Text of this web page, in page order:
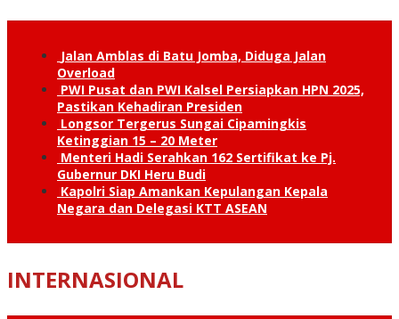
Jalan Amblas di Batu Jomba, Diduga Jalan
Overload
PWI Pusat dan PWI Kalsel Persiapkan HPN 2025,
Pastikan Kehadiran Presiden
Longsor Tergerus Sungai Cipamingkis
Ketinggian 15 – 20 Meter
Menteri Hadi Serahkan 162 Sertifikat ke Pj.
Gubernur DKI Heru Budi
Kapolri Siap Amankan Kepulangan Kepala
Negara dan Delegasi KTT ASEAN
INTERNASIONAL